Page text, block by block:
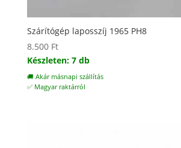
Szárítógép laposszíj 1965 PH8
8.500 Ft
Készleten: 7 db
🚚 Akár másnapi szállítás
✅ Magyar raktárról